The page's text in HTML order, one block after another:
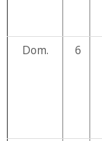
Dom. 6